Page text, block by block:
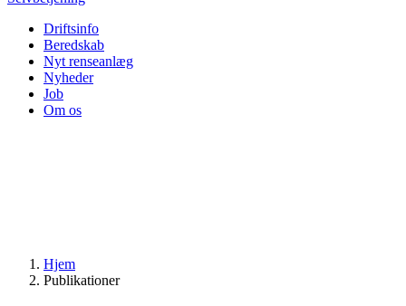
Driftsinfo
Beredskab
Nyt renseanlæg
Nyheder
Job
Om os
Hjem
Publikationer